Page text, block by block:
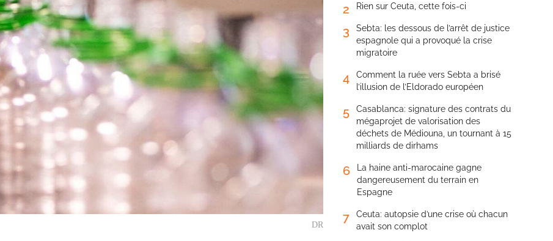
DR
2 Rien sur Ceuta, cette fois-ci
3
Sebta: les dessous de l’arrêt de justice
espagnole qui a provoqué la crise
migratoire
4
Comment la ruée vers Sebta a brisé
l’illusion de l’Eldorado européen
5
Casablanca: signature des contrats du
mégaprojet de valorisation des
déchets de Médiouna, un tournant à 15
milliards de dirhams
6
La haine anti-marocaine gagne
dangereusement du terrain en
Espagne
7
Ceuta: autopsie d’une crise où chacun
avait son complot